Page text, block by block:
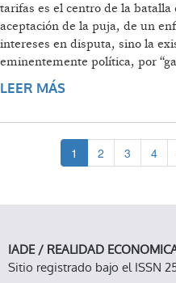
tarifas es el centro de la
aceptación de la puja, de un
intereses en disputa, sino la
eminentemente política, por
LEER MÁS
1 2 3 4
IADE / REALIDAD
Sitio registrado bajo el ISSN